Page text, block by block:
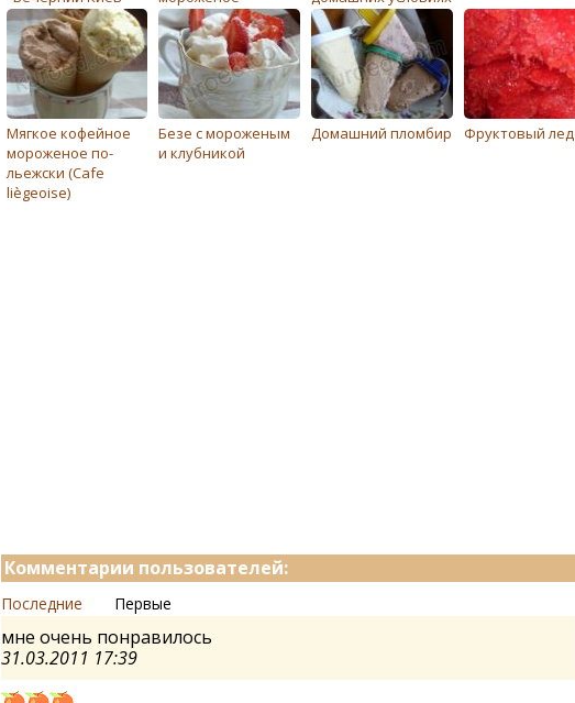
Мягкое кофейное
мороженое по-
льежски (Cafe
liègeoise)
Бeзe с морожeным
и клубникой
Домашний пломбир Фруктовый лед
Комментарии пользователей:
Последние Первые
мне очень понравилось
31.03.2011 17:39